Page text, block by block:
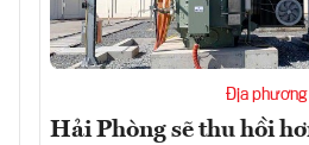
Địa phương
Hải Phòng sẽ thu hồi